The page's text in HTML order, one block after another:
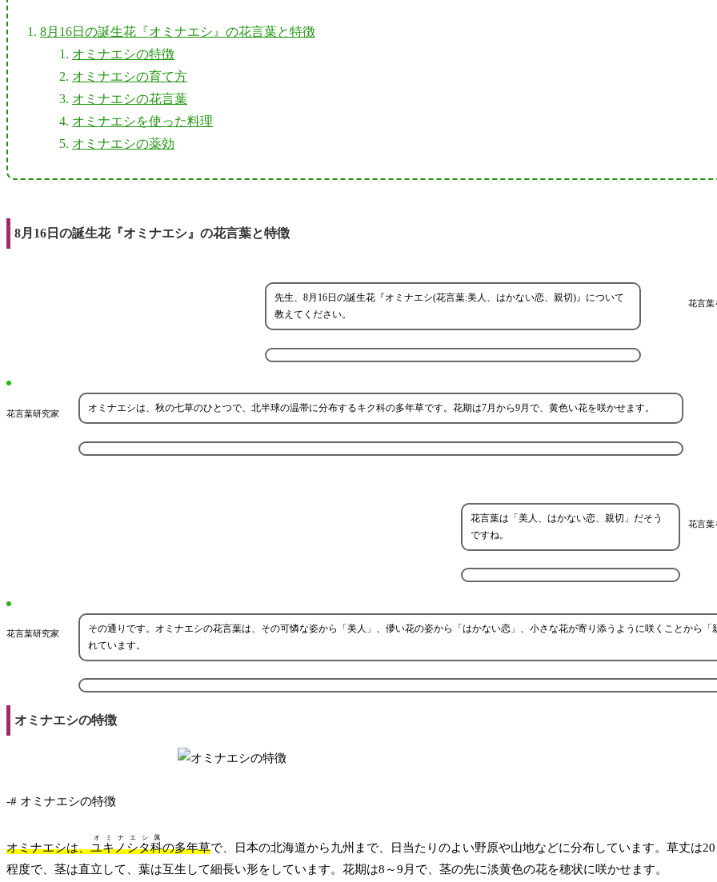
8月16日の誕生花『オミナエシ』の花言葉と特徴
オミナエシの特徴
オミナエシの育て方
オミナエシの花言葉
オミナエシを使った料理
オミナエシの薬効
8月16日の誕生花『オミナエシ』の花言葉と特徴
花言葉
先生、8月16日の誕生花『オミナエシ(花言葉:美人、はかない恋、親切)』について
教えてください。
花言葉研究家 オミナエシは、秋の七草のひとつで、北半球の温帯に分布するキク科の多年草です。花期は7月から9月で、黄色い花を咲かせます。
花言葉
花言葉は「美人、はかない恋、親切」だそう
ですね。
花言葉研究家
その通りです。オミナエシの花言葉は、その可憐な姿から「美人」、儚い花の姿から「はかない恋」、小さな花が寄り添うように咲くことから「
れています。
オミナエシの特徴
-# オミナエシの特徴
オミナエシは、ユキノシタ科
オミナエシ属
の多年草で、日本の北海道から九州まで、日当たりのよい野原や山地などに分布しています。草丈は
程度で、茎は直立して、葉は互生して細長い形をしています。花期は8～9月で、茎の先に淡黄色の花を穂状に咲かせます。